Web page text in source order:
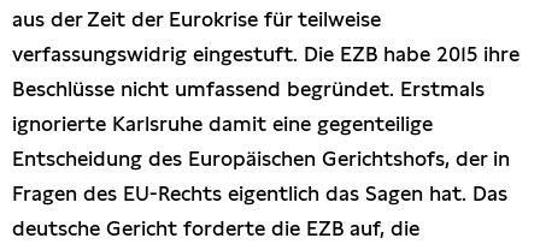
aus der Zeit der Eurokrise für teilweise
verfassungswidrig eingestuft. Die EZB habe 2015 ihre
Beschlüsse nicht umfassend begründet. Erstmals
ignorierte Karlsruhe damit eine gegenteilige
Entscheidung des Europäischen Gerichtshofs, der in
Fragen des EU-Rechts eigentlich das Sagen hat. Das
deutsche Gericht forderte die EZB auf, die